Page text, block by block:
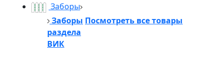
Заборы
Заборы Посмотреть все товары
раздела
ВИК